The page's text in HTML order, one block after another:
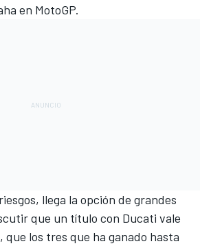
en MotoGP.
llega la opción de grandes
que un título con Ducati vale
que los tres que ha ganado hasta